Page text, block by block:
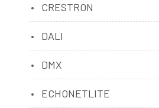
CRESTRON
DALI
DMX
ECHONETLITE